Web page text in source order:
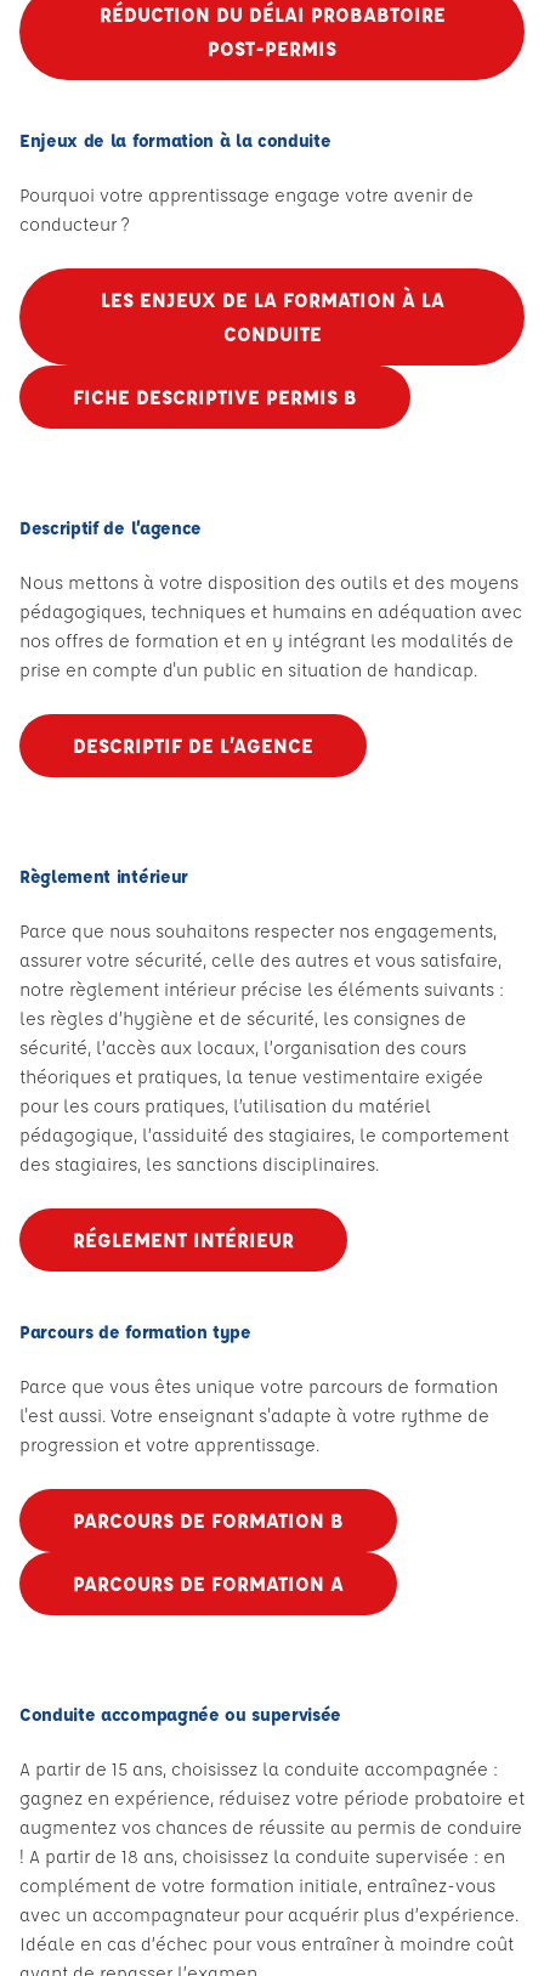
RÉDUCTION DU DÉLAI PROBABTOIRE
POST-PERMIS
Enjeux de la formation à la conduite
Pourquoi votre apprentissage engage votre avenir de
conducteur ?
LES ENJEUX DE LA FORMATION À LA
CONDUITE
FICHE DESCRIPTIVE PERMIS B
Descriptif de l’agence
Nous mettons à votre disposition des outils et des moyens
pédagogiques, techniques et humains en adéquation avec
nos offres de formation et en y intégrant les modalités de
prise en compte d'un public en situation de handicap.
DESCRIPTIF DE L’AGENCE
Règlement intérieur
Parce que nous souhaitons respecter nos engagements,
assurer votre sécurité, celle des autres et vous satisfaire,
notre règlement intérieur précise les éléments suivants :
les règles d’hygiène et de sécurité, les consignes de
sécurité, l’accès aux locaux, l’organisation des cours
théoriques et pratiques, la tenue vestimentaire exigée
pour les cours pratiques, l’utilisation du matériel
pédagogique, l’assiduité des stagiaires, le comportement
des stagiaires, les sanctions disciplinaires.
RÉGLEMENT INTÉRIEUR
Parcours de formation type
Parce que vous êtes unique votre parcours de formation
l'est aussi. Votre enseignant s'adapte à votre rythme de
progression et votre apprentissage.
PARCOURS DE FORMATION B
PARCOURS DE FORMATION A
Conduite accompagnée ou supervisée
A partir de 15 ans, choisissez la conduite accompagnée :
gagnez en expérience, réduisez votre période probatoire et
augmentez vos chances de réussite au permis de conduire
! A partir de 18 ans, choisissez la conduite supervisée : en
complément de votre formation initiale, entraînez-vous
avec un accompagnateur pour acquérir plus d’expérience.
Idéale en cas d’échec pour vous entraîner à moindre coût